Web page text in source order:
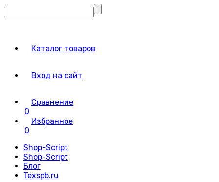
Каталог товаров
Вход на сайт
Сравнение
0
Избранное
0
Shop-Script
Shop-Script
Блог
Texspb.ru